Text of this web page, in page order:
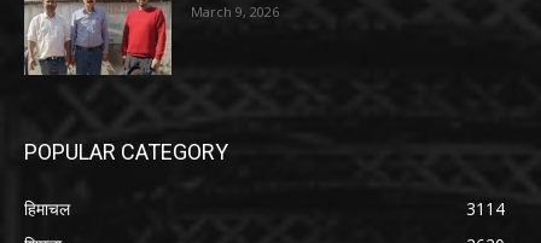
March 9, 2026
POPULAR CATEGORY
हिमाचल
3114